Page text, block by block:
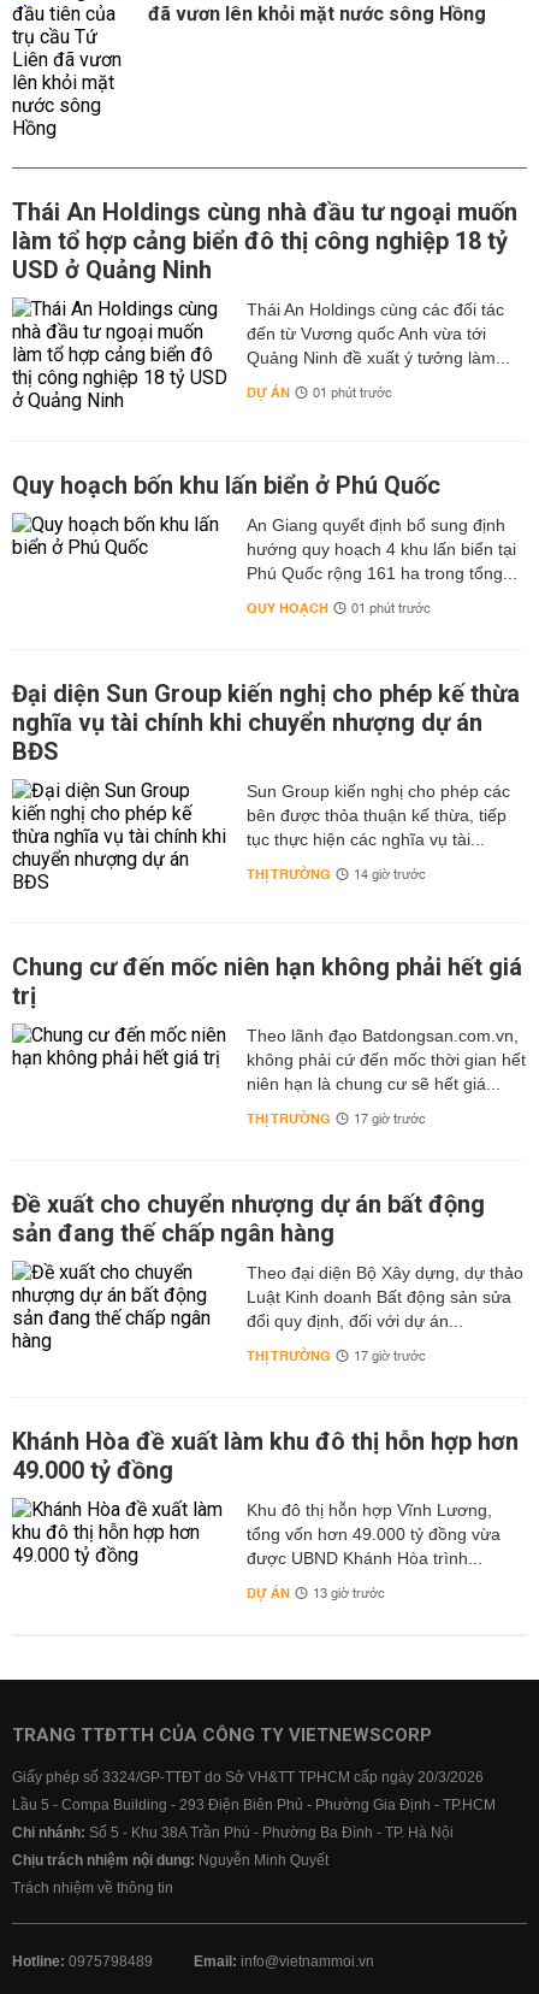
đã vươn lên khỏi mặt nước sông Hồng
Thái An Holdings cùng nhà đầu tư ngoại muốn
làm tổ hợp cảng biển đô thị công nghiệp 18 tỷ
USD ở Quảng Ninh
Thái An Holdings cùng các đối tác
đến từ Vương quốc Anh vừa tới
Quảng Ninh đề xuất ý tưởng làm...
DỰ ÁN 01 phút trước
Quy hoạch bốn khu lấn biển ở Phú Quốc
An Giang quyết định bổ sung định
hướng quy hoạch 4 khu lấn biển tại
Phú Quốc rộng 161 ha trong tổng...
QUY HOẠCH 01 phút trước
Đại diện Sun Group kiến nghị cho phép kế thừa
nghĩa vụ tài chính khi chuyển nhượng dự án
BĐS
Sun Group kiến nghị cho phép các
bên được thỏa thuận kế thừa, tiếp
tục thực hiện các nghĩa vụ tài...
THỊ TRƯỜNG 14 giờ trước
Chung cư đến mốc niên hạn không phải hết giá
trị
Theo lãnh đạo Batdongsan.com.vn,
không phải cứ đến mốc thời gian hết
niên hạn là chung cư sẽ hết giá...
THỊ TRƯỜNG 17 giờ trước
Đề xuất cho chuyển nhượng dự án bất động
sản đang thế chấp ngân hàng
Theo đại diện Bộ Xây dựng, dự thảo
Luật Kinh doanh Bất động sản sửa
đổi quy định, đối với dự án...
THỊ TRƯỜNG 17 giờ trước
Khánh Hòa đề xuất làm khu đô thị hỗn hợp hơn
49.000 tỷ đồng
Khu đô thị hỗn hợp Vĩnh Lương,
tổng vốn hơn 49.000 tỷ đồng vừa
được UBND Khánh Hòa trình...
DỰ ÁN 13 giờ trước
TRANG TTĐTTH CỦA CÔNG TY VIETNEWSCORP
Giấy phép số 3324/GP-TTĐT do Sở VH&TT TPHCM cấp ngày 20/3/2026
Lầu 5 - Compa Building - 293 Điện Biên Phủ - Phường Gia Định - TP.HCM
Chi nhánh: Số 5 - Khu 38A Trần Phú - Phường Ba Đình - TP. Hà Nội
Chịu trách nhiệm nội dung: Nguyễn Minh Quyết
Trách nhiệm về thông tin
Hotline: 0975798489 Email: info@vietnammoi.vn